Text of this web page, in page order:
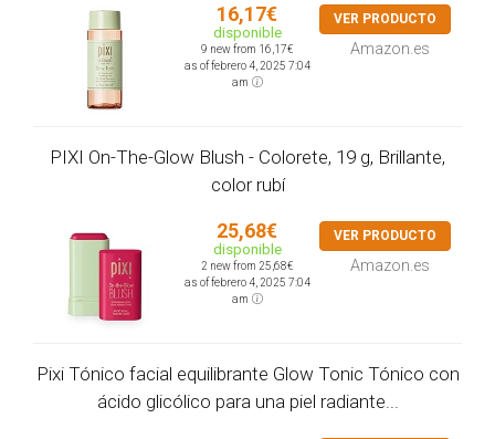
16,17€
disponible
9 new from 16,17€
as of febrero 4, 2025 7:04
am
VER PRODUCTO
Amazon.es
PIXI On-The-Glow Blush - Colorete, 19 g, Brillante,
color rubí
25,68€
disponible
2 new from 25,68€
as of febrero 4, 2025 7:04
am
VER PRODUCTO
Amazon.es
Pixi Tónico facial equilibrante Glow Tonic Tónico con
ácido glicólico para una piel radiante...